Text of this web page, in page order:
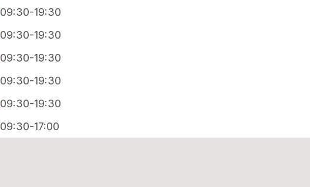
09:30-19:30
09:30-19:30
09:30-19:30
09:30-19:30
09:30-19:30
09:30-17:00